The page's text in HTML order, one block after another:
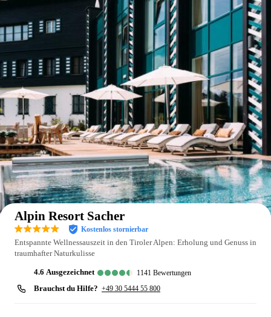
Auf der Karte anzeigen
Alpin Resort Sacher
Kostenlos stornierbar
Entspannte Wellnessauszeit in den Tiroler Alpen: Erholung und Genuss in
traumhafter Naturkulisse
4.6 ausgezeichnet 1141 Bewertungen
Brauchst du Hilfe? +49 30 5444 55 800